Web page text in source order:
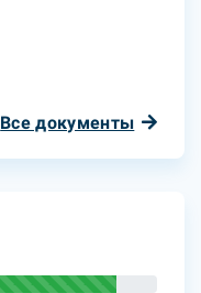
Все документы